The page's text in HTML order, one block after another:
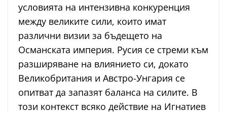
условията на интензивна конкуренция
между великите сили, които имат
различни визии за бъдещето на
Османската империя. Русия се стреми към
разширяване на влиянието си, докато
Великобритания и Австро-Унгария се
опитват да запазят баланса на силите. В
този контекст всяко действие на Игнатиев